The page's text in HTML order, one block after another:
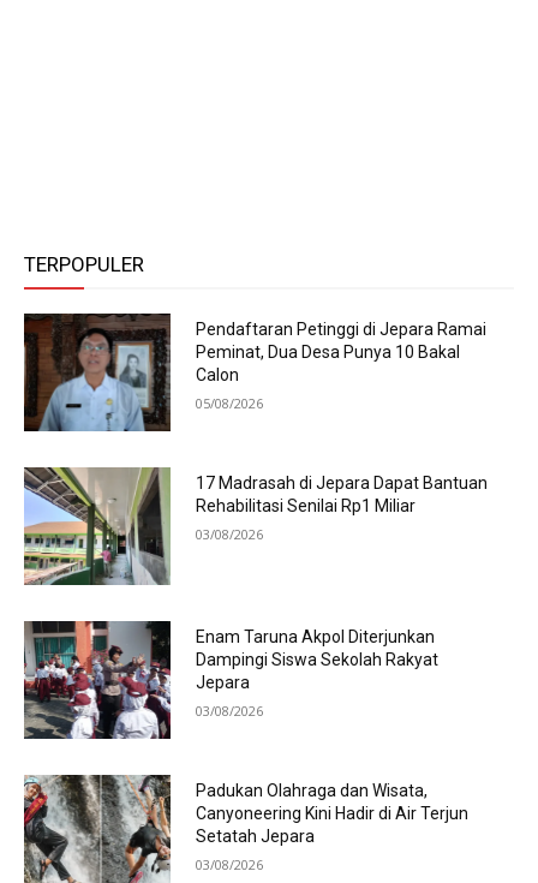
TERPOPULER
Pendaftaran Petinggi di Jepara Ramai
Peminat, Dua Desa Punya 10 Bakal
Calon
05/08/2026
17 Madrasah di Jepara Dapat Bantuan
Rehabilitasi Senilai Rp1 Miliar
03/08/2026
Enam Taruna Akpol Diterjunkan
Dampingi Siswa Sekolah Rakyat
Jepara
03/08/2026
Padukan Olahraga dan Wisata,
Canyoneering Kini Hadir di Air Terjun
Setatah Jepara
03/08/2026